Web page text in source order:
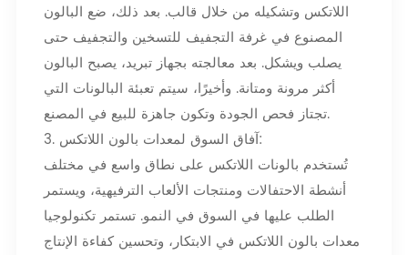
اللاتكس وتشكيله من خلال قالب. بعد ذلك، ضع البالون
المصنوع في غرفة التجفيف للتسخين والتجفيف حتى
يصلب ويشكل. بعد معالجته بجهاز تبريد، يصبح البالون
أكثر مرونة ومتانة. وأخيرًا، سيتم تعبئة البالونات التي
تجتاز فحص الجودة وتكون جاهزة للبيع في المصنع.
3. آفاق السوق لمعدات بالون اللاتكس:
تُستخدم بالونات اللاتكس على نطاق واسع في مختلف
أنشطة الاحتفالات ومنتجات الألعاب الترفيهية، ويستمر
الطلب عليها في السوق في النمو. تستمر تكنولوجيا
معدات بالون اللاتكس في الابتكار، وتحسين كفاءة الإنتاج